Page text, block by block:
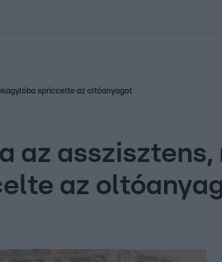
spriccelte az oltóanyagot
az asszisztens,
az